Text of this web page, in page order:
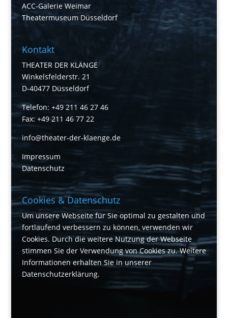
ACC-Galerie Weimar
Theatermuseum Düsseldorf
Kontakt
THEATER DER KLÄNGE
Winkelsfelderstr. 21
D-40477 Düsseldorf
Telefon: +49 211 46 27 46
Fax: +49 211 46 77 22
info@theater-der-klaenge.de
Impressum
Datenschutz
Cookies & Datenschutz
Um unsere Webseite für Sie optimal zu gestalten und
fortlaufend verbessern zu können, verwenden wir
Cookies. Durch die weitere Nutzung der Webseite
stimmen Sie der Verwendung von Cookies zu. Weitere
Informationen erhalten Sie in unserer
Datenschutzerklärung.